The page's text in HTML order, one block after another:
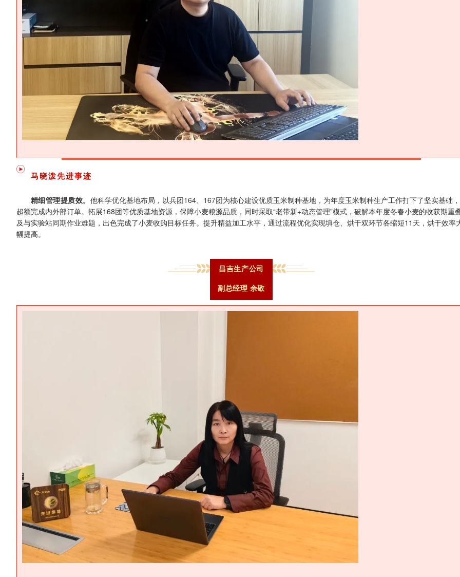
马晓泼先进事迹
‌精细管理提质效。 他科学优化基地布局，以兵团164、167团为核心建设优质玉米制种基地，为年度玉米制种生产工作打下了坚实基础，
超额完成内外部订单。拓展168团等优质基地资源，保障小麦粮源品质，同时采取“老带新+动态管理”模式，破解本年度冬春小麦的收获期重
及与实验站同期作业难题，出色完成了小麦收购目标任务。提升精益加工水平，通过流程优化实现填仓、烘干双环节各缩短11天，烘干效率
幅提高。
昌吉生产公司
副总经理 余敬